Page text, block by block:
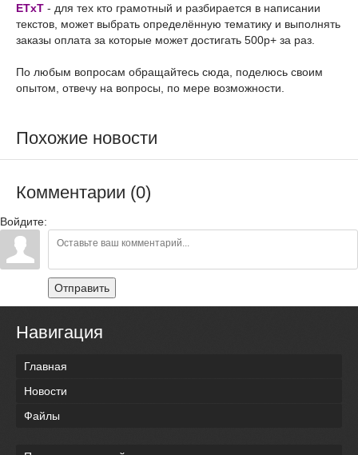
ETxT - для тех кто грамотный и разбирается в написании
текстов, может выбрать определённую тематику и выполнять
заказы оплата за которые может достигать 500р+ за раз.
По любым вопросам обращайтесь сюда, поделюсь своим
опытом, отвечу на вопросы, по мере возможности.
Похожие новости
Комментарии (0)
Войдите:
Отправить
Навигация
Главная
Новости
Файлы